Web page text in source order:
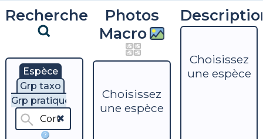
Recherche
Espèce
Grp taxo
Grp pratique
?
Photos
Macro
Choisissez
une espèce
Choisissez
une espèce